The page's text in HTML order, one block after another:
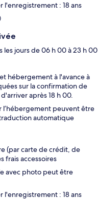
: 18 ans
les jours de 06 h 00 à 23 h 00
hébergement à l'avance à
sur la confirmation de
après 18 h 00.
l’hébergement peuvent être
automatique
(par carte de crédit, de
frais accessoires
avec photo peut être
: 18 ans